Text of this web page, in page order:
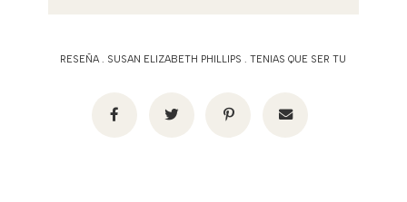
RESEÑA SUSAN ELIZABETH PHILLIPS .TENIAS QUE SER TU